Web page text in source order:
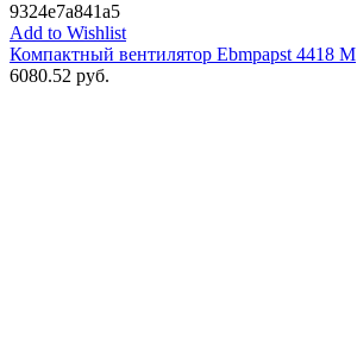
9324e7a841a5
Add to Wishlist
Компактный вентилятор Ebmpapst 4418 M
6080.52 руб.